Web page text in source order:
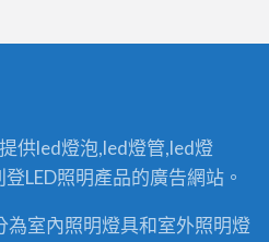
供led燈泡,led燈管,led燈
LED照明產品的廣告網站。
為室內照明燈具和室外照明燈